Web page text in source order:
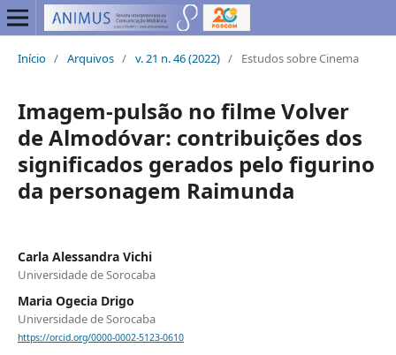
Início / Arquivos / v. 21 n. 46 (2022) / Estudos sobre Cinema
Imagem-pulsão no filme Volver
de Almodóvar: contribuições dos
significados gerados pelo figurino
da personagem Raimunda
Carla Alessandra Vichi
Universidade de Sorocaba
Maria Ogecia Drigo
Universidade de Sorocaba
https://orcid.org/0000-0002-5123-0610